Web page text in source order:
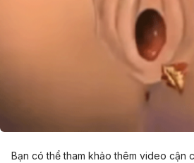
Bạn có thể tham khảo thêm video cận